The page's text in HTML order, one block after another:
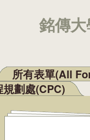
銘傳
所有表單(All
規劃處(CPC)